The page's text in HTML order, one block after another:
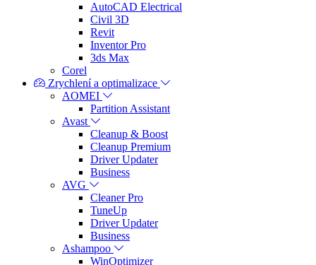
AutoCAD Electrical
Civil 3D
Revit
Inventor Pro
3ds Max
Corel
Zrychlení a optimalizace
AOMEI
Partition Assistant
Avast
Cleanup & Boost
Cleanup Premium
Driver Updater
Business
AVG
Cleaner Pro
TuneUp
Driver Updater
Business
Ashampoo
WinOptimizer